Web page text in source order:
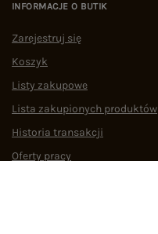
INFORMACJE O BUTIK
Zarejestruj się
Koszyk
Listy zakupowe
Lista zakupionych produktów
Historia transakcji
Oferty pracy